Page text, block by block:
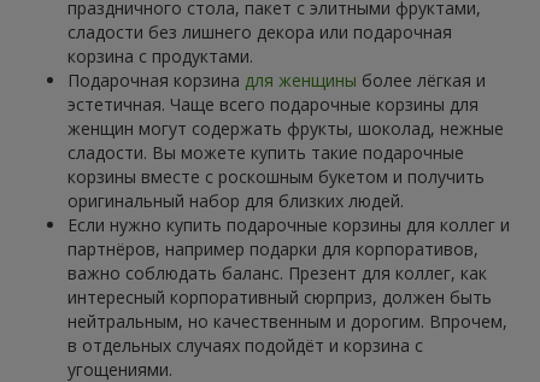
праздничного стола, пакет с элитными фруктами,
сладости без лишнего декора или подарочная
корзина с продуктами.
Подарочная корзина для женщины более лёгкая и
эстетичная. Чаще всего подарочные корзины для
женщин могут содержать фрукты, шоколад, нежные
сладости. Вы можете купить такие подарочные
корзины вместе с роскошным букетом и получить
оригинальный набор для близких людей.
Если нужно купить подарочные корзины для коллег и
партнёров, например подарки для корпоративов,
важно соблюдать баланс. Презент для коллег, как
интересный корпоративный сюрприз, должен быть
нейтральным, но качественным и дорогим. Впрочем,
в отдельных случаях подойдёт и корзина с
угощениями.